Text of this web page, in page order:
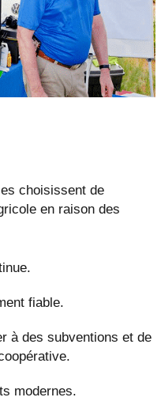
choisissent de
en raison des
fiable.
à des subventions et de
modernes.